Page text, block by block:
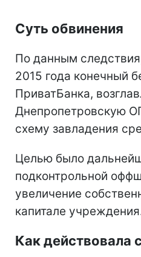
Суть обвинения
По данным
2015 года конечный
ПриватБанка,
Днепропетровскую
схему завладения
Целью было
подконтрольной
увеличение
капитале
Как действовала